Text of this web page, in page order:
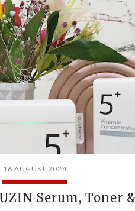
16 AUGUST 2024
Serum, Toner